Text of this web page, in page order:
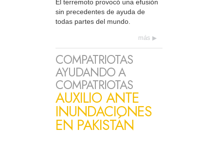
El terremoto provocó una efusión
sin precedentes de ayuda de
todas partes del mundo.
más
COMPATRIOTAS
AYUDANDO A
COMPATRIOTAS
AUXILIO ANTE
INUNDACIONES
EN PAKISTÁN